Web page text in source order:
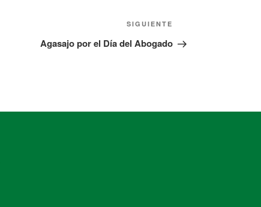
SIGUIENTE
Agasajo por el Día del Abogado